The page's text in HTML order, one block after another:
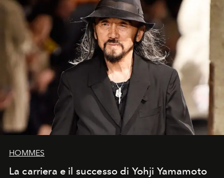
HOMMES
La carriera e il successo di Yohji Yamamoto